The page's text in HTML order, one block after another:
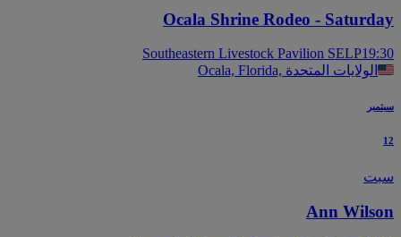
Ocala Shrine Rodeo -
Southeastern Livestock Pavilion SELP
Ocala, Florida, الولايات المتحدة
Ann